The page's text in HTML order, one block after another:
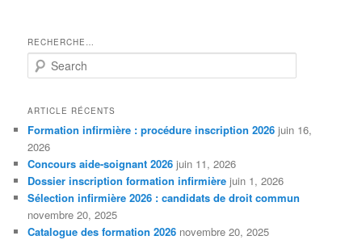
RECHERCHE…
e
r
h
ARTICLE RÉCENTS
Formation infirmière : procédure inscription 2026 juin 16,
2026
Concours aide-soignant 2026 juin 11, 2026
Dossier inscription formation infirmière juin 1, 2026
Sélection infirmière 2026 : candidats de droit commun
novembre 20, 2025
Catalogue des formation 2026 novembre 20, 2025